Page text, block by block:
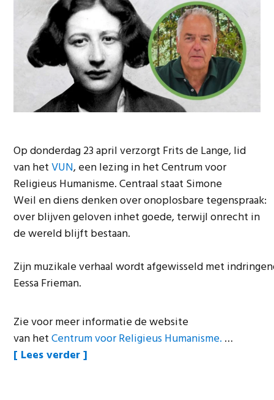
Op donderdag 23 april verzorgt Frits de Lange, lid
van hetVUN, een lezing in het Centrum voor
Religieus Humanisme. Centraal staat Simone
Weil en diens denken over onoplosbare tegenspraak:
over blijven geloven inhet goede, terwijl onrecht in
de wereld blijft bestaan.
Zijn muzikale verhaal wordt afgewisseld met
Eessa Frieman.
Zie voor meer informatie de website
van hetCentrum voor Religieus Humanisme. …
Lees verder“23